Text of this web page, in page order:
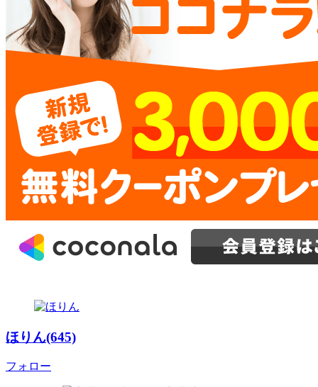
ほりん(645)
フォロー